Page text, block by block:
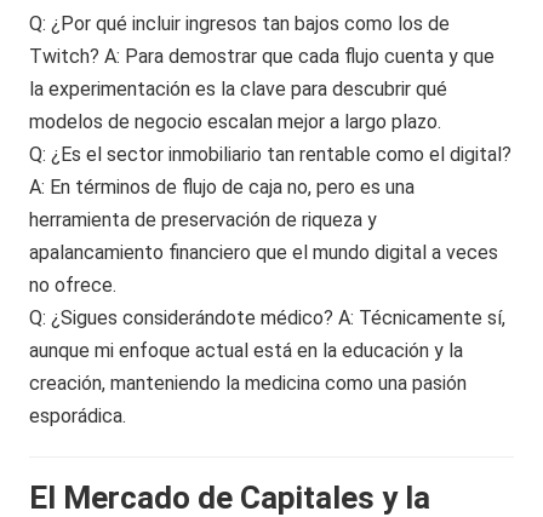
Q: ¿Por qué incluir ingresos tan bajos como los de
Twitch? A: Para demostrar que cada flujo cuenta y que
la experimentación es la clave para descubrir qué
modelos de negocio escalan mejor a largo plazo.
Q: ¿Es el sector inmobiliario tan rentable como el digital?
A: En términos de flujo de caja no, pero es una
herramienta de preservación de riqueza y
apalancamiento financiero que el mundo digital a veces
no ofrece.
Q: ¿Sigues considerándote médico? A: Técnicamente sí,
aunque mi enfoque actual está en la educación y la
creación, manteniendo la medicina como una pasión
esporádica.
El Mercado de Capitales y la